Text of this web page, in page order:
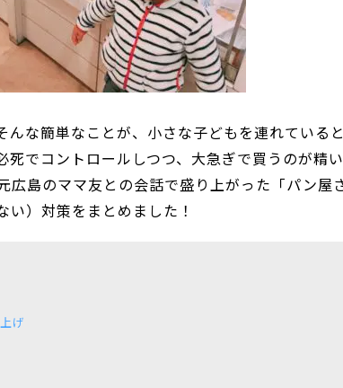
な簡単なことが、小さな子どもを連れている
でコントロールしつつ、大急ぎで買うのが精
島のママ友との会話で盛り上がった「パン屋
）対策をまとめました！
げ